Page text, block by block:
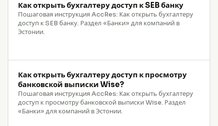
Как открыть бухгалтеру доступ к SEB банку
Пошаговая инструкция AccRes: Как открыть бухгалтеру
доступ к SEB банку. Раздел «Банки» для компаний в
Эстонии.
Как открыть бухгалтеру доступ к просмотру
банковской выписки Wise?
Пошаговая инструкция AccRes: Как открыть бухгалтеру
доступ к просмотру банковской выписки Wise. Раздел
«Банки» для компаний в Эстонии.